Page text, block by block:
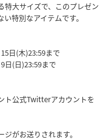
特大サイズで、このプレゼン
特別なアイテムです。
日(木)23:59まで
日(日)23:59まで
ト公式Twitterアカウントを
がお送りされます。